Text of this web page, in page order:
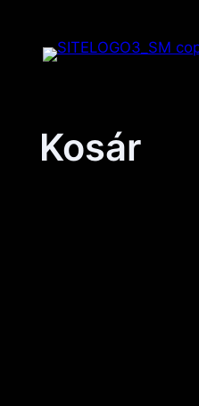
Kosár
feletti rendelés
legközelebbi